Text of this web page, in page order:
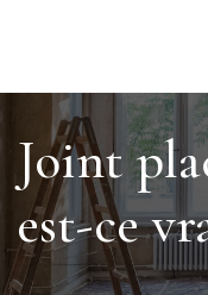
Joint
est-ce